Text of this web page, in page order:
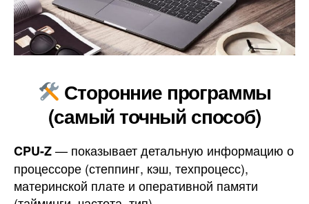
Сторонние программы
(самый точный способ)
CPU-Z— показывает детальную информацию о
процессоре (степпинг, кэш, техпроцесс),
материнской плате и оперативной памяти